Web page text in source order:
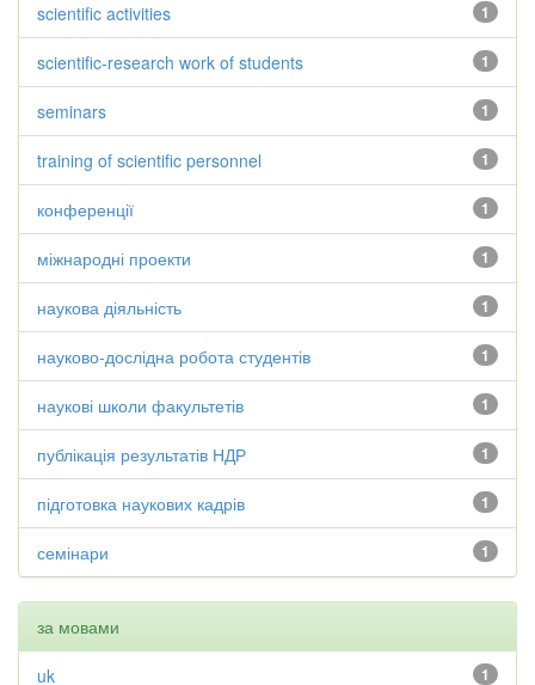
1
scientific activities
1
scientific-research work of students
1
seminars
1
training of scientific personnel
1
конференції
1
міжнародні проекти
1
наукова діяльність
1
науково-дослідна робота студентів
1
наукові школи факультетів
1
публікація результатів НДР
1
підготовка наукових кадрів
1
семінари
за мовами
1
uk